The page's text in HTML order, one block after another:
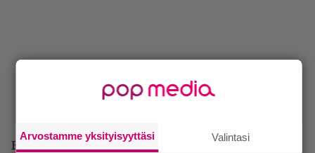
Egyptin sijaan tällä kertaa seikkaillaan Kiinassa
Arvostamme yksityisyyttäsi Valintasi